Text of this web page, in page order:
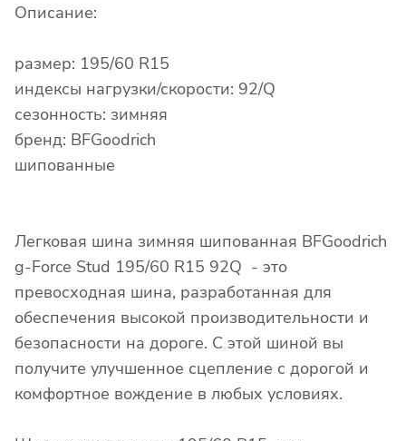
Описание:
размер: 195/60 R15
индексы нагрузки/скорости: 92/Q
сезонность: зимняя
бренд: BFGoodrich
шипованные
Легковая шина зимняя шипованная BFGoodrich
g-Force Stud 195/60 R15 92Q - это
превосходная шина, разработанная для
обеспечения высокой производительности и
безопасности на дороге. С этой шиной вы
получите улучшенное сцепление с дорогой и
комфортное вождение в любых условиях.